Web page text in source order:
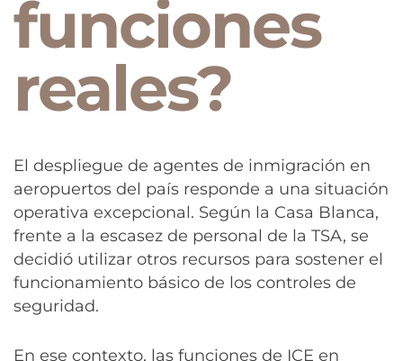
funciones
reales?
El despliegue de agentes de inmigración en
aeropuertos del país responde a una situación
operativa excepcional. Según la Casa Blanca,
frente a la escasez de personal de la TSA, se
decidió utilizar otros recursos para sostener el
funcionamiento básico de los controles de
seguridad.
En ese contexto, las funciones de ICE en